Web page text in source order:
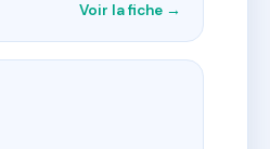
Voir la fiche →